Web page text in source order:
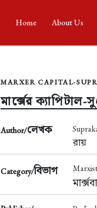
Home About Us
MARXER CAPITAL-
মার্ক্সের ক্যাপিটাল-
Author/লেখক
রায়
Category/বিভাগ